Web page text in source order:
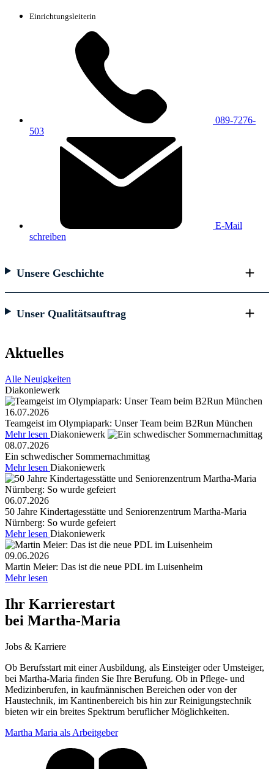
Einrichtungsleiterin
089-7276-
503
E-Mail
schreiben
Unsere Geschichte
Unser Qualitätsauftrag
Aktuelles
Alle Neuigkeiten
Diakoniewerk
16.07.2026
Teamgeist im Olympiapark: Unser Team beim B2Run München
Mehr lesen Diakoniewerk
08.07.2026
Ein schwedischer Sommernachmittag
Mehr lesen Diakoniewerk
06.07.2026
50 Jahre Kindertagesstätte und Seniorenzentrum Martha-Maria
Nürnberg: So wurde gefeiert
Mehr lesen Diakoniewerk
09.06.2026
Martin Meier: Das ist die neue PDL im Luisenheim
Mehr lesen
Ihr Karrierestart
bei Martha-Maria
Jobs & Karriere
Ob Berufsstart mit einer Ausbildung, als Einsteiger oder Umsteiger,
bei Martha-Maria finden Sie Ihre Berufung. Ob in Pflege- und
Medizinberufen, in kaufmännischen Bereichen oder von der
Haustechnik, im Kantinenbereich bis hin zur Reinigungstechnik
bieten wir ein breites Spektrum beruflicher Möglichkeiten.
Martha Maria als Arbeitgeber